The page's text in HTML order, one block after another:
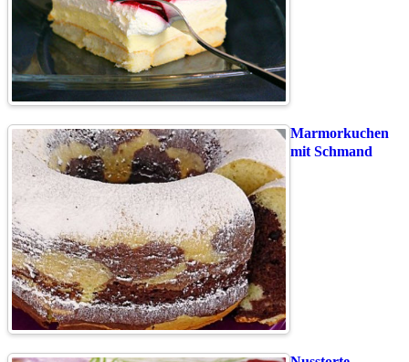
Marmorkuchen
mit Schmand